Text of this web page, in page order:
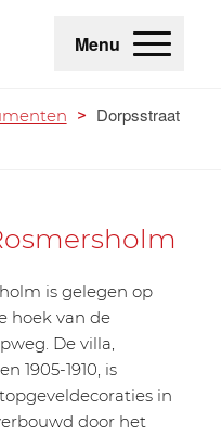
Menu
> Dorpsstraat
is gelegen op
hoek van de
De villa,
1905-1910, is
in
door het